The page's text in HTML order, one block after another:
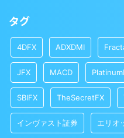
タグ
4DFX ADXDMI
JFX MACD
SBIFX TheSecretFX
インヴァスト証券 エリオ